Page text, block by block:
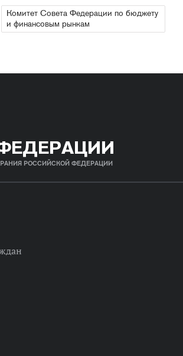
Комитет Совета Федерации по бюджету
и финансовым рынкам
РОССИЙСКОЙ ФЕДЕРАЦИИ